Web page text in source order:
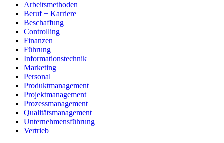
Arbeitsmethoden
Beruf + Karriere
Beschaffung
Controlling
Finanzen
Führung
Informationstechnik
Marketing
Personal
Produktmanagement
Projektmanagement
Prozessmanagement
Qualitätsmanagement
Unternehmensführung
Vertrieb